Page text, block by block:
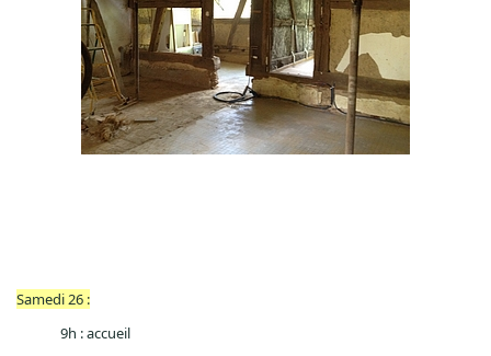
Samedi 26 :
9h : accueil